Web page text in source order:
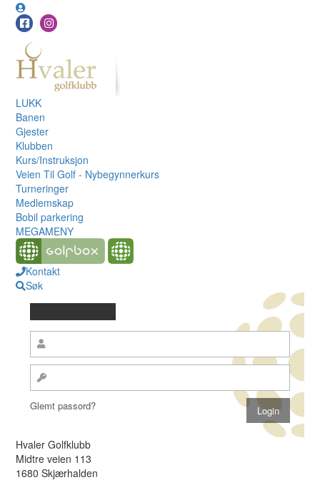
LUKK
Banen
Gjester
Klubben
Kurs/Instruksjon
Veien Til Golf - Nybegynnerkurs
Turneringer
Medlemskap
Bobil parkering
MEGAMENY
Kontakt
Søk
Glemt passord?
Hvaler Golfklubb
Midtre veien 113
1680 Skjærhalden